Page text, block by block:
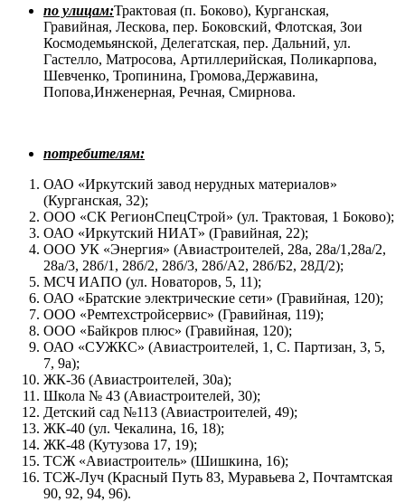
по улицам:Трактовая (п. Боково), Курганская,
Гравийная, Лескова, пер. Боковский, Флотская, Зои
Космодемьянской, Делегатская, пер. Дальний, ул.
Гастелло, Матросова, Артиллерийская, Поликарпова,
Шевченко, Тропинина, Громова,Державина,
Попова,Инженерная, Речная, Смирнова.
потребителям:
ОАО «Иркутский завод нерудных материалов»
(Курганская, 32);
ООО «СК РегионСпецСтрой» (ул. Трактовая, 1 Боково);
ОАО «Иркутский НИАТ» (Гравийная, 22);
ООО УК «Энергия» (Авиастроителей, 28а, 28а/1,28а/2,
28а/3, 28б/1, 28б/2, 28б/3, 28б/А2, 28б/Б2, 28Д/2);
МСЧ ИАПО (ул. Новаторов, 5, 11);
ОАО «Братские электрические сети» (Гравийная, 120);
ООО «Ремтехстройсервис» (Гравийная, 119);
ООО «Байкров плюс» (Гравийная, 120);
ОАО «СУЖКС» (Авиастроителей, 1, С. Партизан, 3, 5,
7, 9а);
ЖК-36 (Авиастроителей, 30а);
Школа № 43 (Авиастроителей, 30);
Детский сад №113 (Авиастроителей, 49);
ЖК-40 (ул. Чекалина, 16, 18);
ЖК-48 (Кутузова 17, 19);
ТСЖ «Авиастроитель» (Шишкина, 16);
ТСЖ-Луч (Красный Путь 83, Муравьева 2, Почтамтская
90, 92, 94, 96).